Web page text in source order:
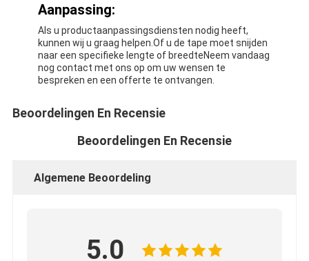
Het Afgietsel van de precisieinvestering
Elektrische isolatieplaat
Aanpassing:
Als u productaanpassingsdiensten nodig heeft,
kunnen wij u graag helpen.Of u de tape moet snijden
naar een specifieke lengte of breedteNeem vandaag
nog contact met ons op om uw wensen te
bespreken en een offerte te ontvangen.
Beoordelingen En Recensie
Beoordelingen En Recensie
Algemene Beoordeling
5.0